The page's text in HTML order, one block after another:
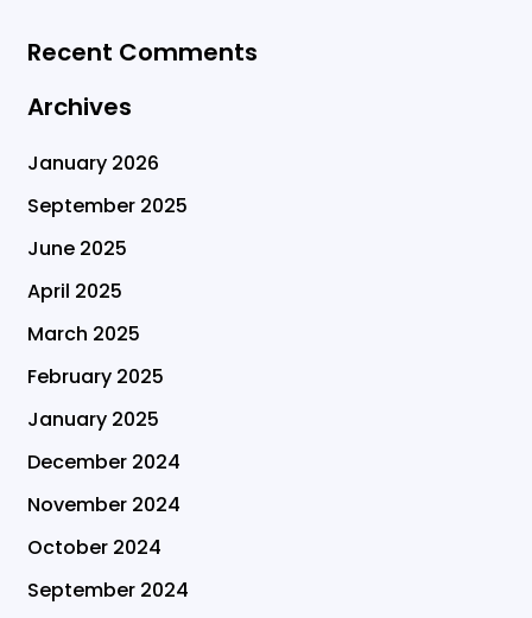
Recent Comments
Archives
January 2026
September 2025
June 2025
April 2025
March 2025
February 2025
January 2025
December 2024
November 2024
October 2024
September 2024